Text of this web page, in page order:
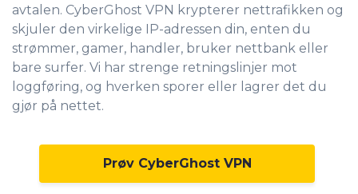
avtalen. CyberGhost VPN krypterer nettrafikken og
skjuler den virkelige IP-adressen din, enten du
strømmer, gamer, handler, bruker nettbank eller
bare surfer. Vi har strenge retningslinjer mot
loggføring, og hverken sporer eller lagrer det du
gjør på nettet.
Prøv CyberGhost VPN